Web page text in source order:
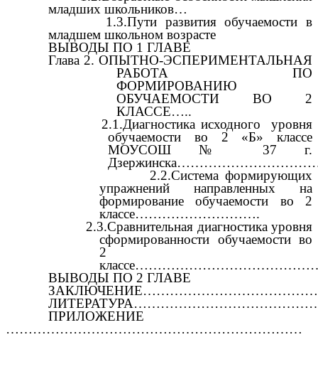
младших школьников…
1.3.Пути развития обучаемости в
младшем школьном возрасте
ВЫВОДЫ ПО 1 ГЛАВЕ
Глава 2. ОПЫТНО-ЭСПЕРИМЕНТАЛЬНАЯ
РАБОТА ПО
ФОРМИРОВАНИЮ
ОБУЧАЕМОСТИ ВО 2
КЛАССЕ…..
2.1.Диагностика исходного уровня
обучаемости во 2 «Б» классе
МОУСОШ № 37 г.
2.2.Система формирующих
упражнений направленных на
формирование обучаемости во 2
классе……………………….
2.3.Сравнительная диагностика уровня
сформированности обучаемости во
2
ВЫВОДЫ ПО 2 ГЛАВЕ
ПРИЛОЖЕНИЕ
…………………………………………………………